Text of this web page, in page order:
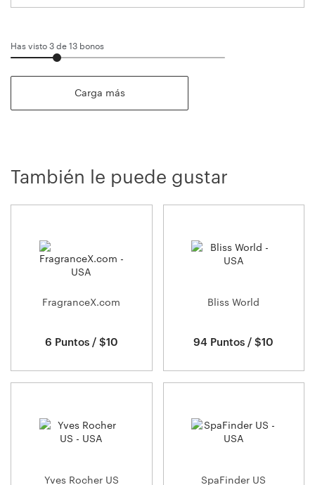
Has visto 3 de 13 bonos
Carga más
También le puede gustar
FragranceX.com
6 Puntos / $10
Bliss World
94 Puntos / $10
Yves Rocher US SpaFinder US